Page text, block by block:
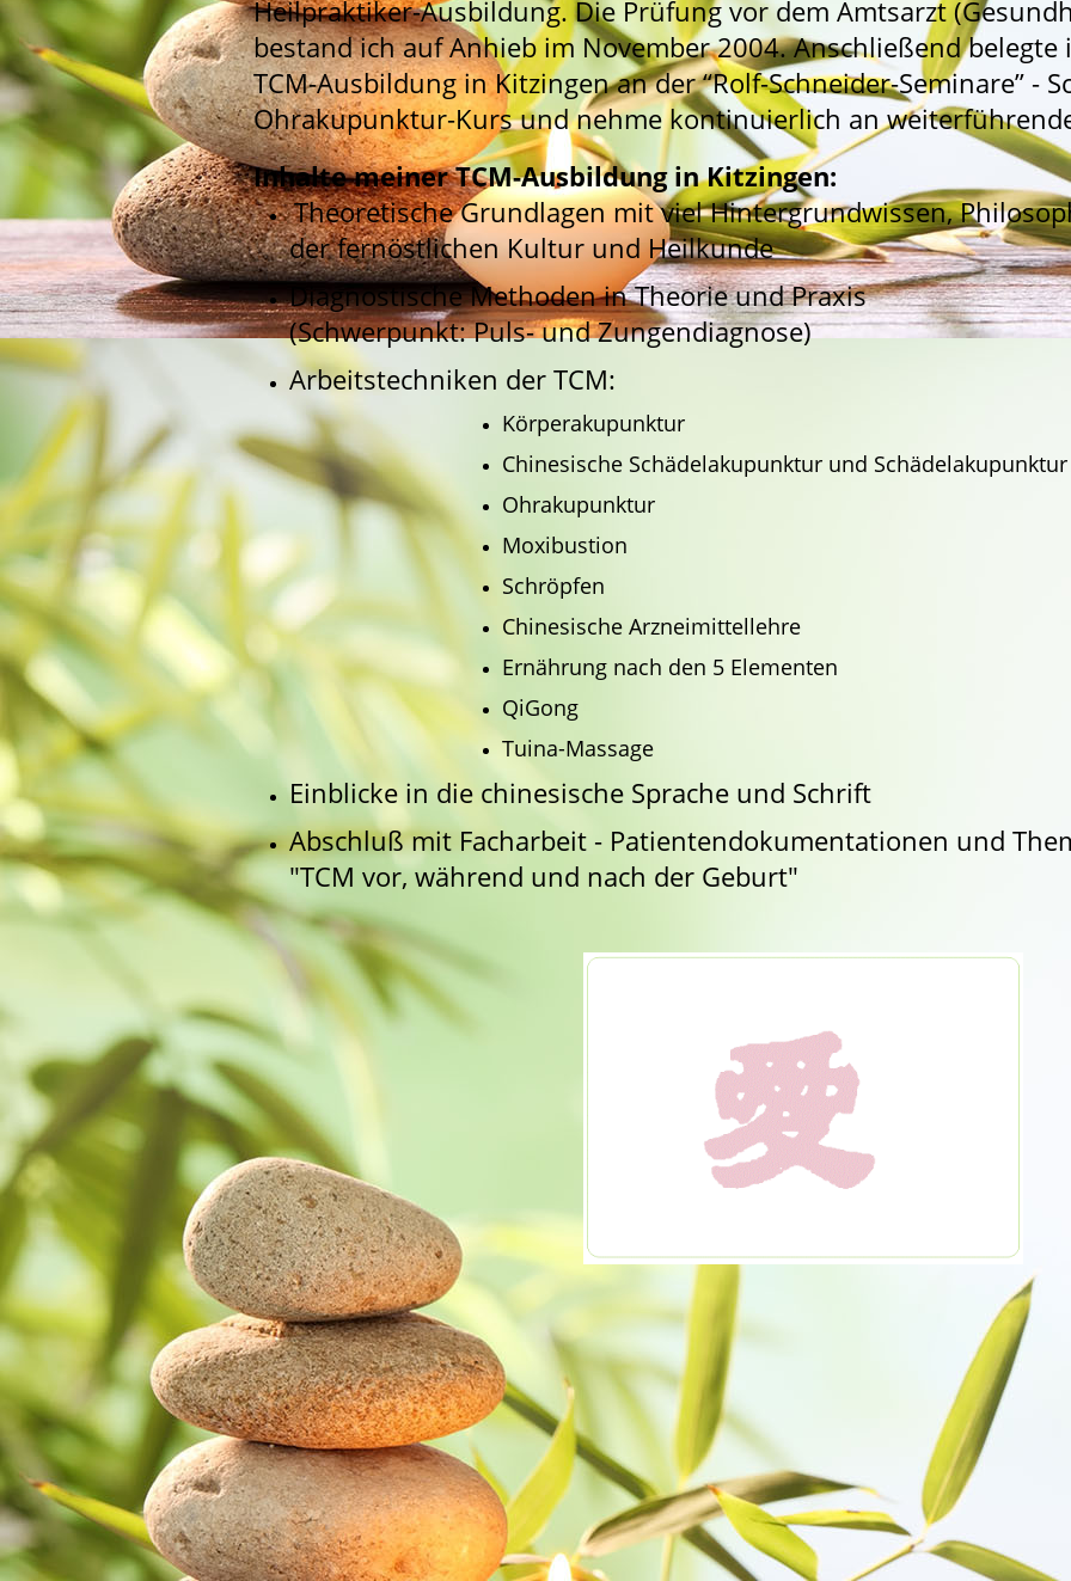
Heilpraktiker-Ausbildung. Die Prüfung vor dem Amtsarzt
bestand ich auf Anhieb im November 2004. Anschließend belegte
TCM-Ausbildung in Kitzingen an der “Rolf-Schneider-Seminare” -
Ohrakupunktur-Kurs und nehme kontinuierlich an
Inhalte meiner TCM-Ausbildung in Kitzingen:
Theoretische Grundlagen mit viel Hintergrundwissen,
der fernöstlichen Kultur und Heilkunde
Diagnostische Methoden in Theorie und Praxis
(Schwerpunkt: Puls- und Zungendiagnose)
Arbeitstechniken der TCM:
Körperakupunktur
Chinesische Schädelakupunktur und
Ohrakupunktur
Moxibustion
Schröpfen
Chinesische Arzneimittellehre
Ernährung nach den 5 Elementen
QiGong
Tuina-Massage
Einblicke in die chinesische Sprache und Schrift
Abschluß mit Facharbeit - Patientendokumentationen und
"TCM vor, während und nach der Geburt"